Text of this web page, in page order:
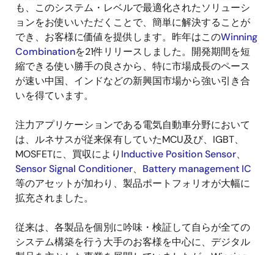
も、このシステム・レベルで最適化されたソリューシ
ョンをお使いいただくことで、簡単に解決することが
でき、お客様に価値を提供します。昨年はこのWinning
Combinationを21件リリースしました。開発期間を短
縮できる使い勝手の良さから、特に市場成長のペース
が速い中国、インドなどの新興国市場から強い引き合
いを得ています。
注力アプリケーションである電気自動車分野において
は、ルネサスが従来保有していたMCU及び、IGBT、
MOSFETに、買収により Inductive Position Sensor、
Sensor Signal Conditioner、 Battery management IC
等のアセットが加わり、製品ポートフォリオが大幅に
拡充されました。
従来は、各製品を個別に吟味・検証して自らが全ての
システム構築を行う大手のお客様を中心に、デジタル